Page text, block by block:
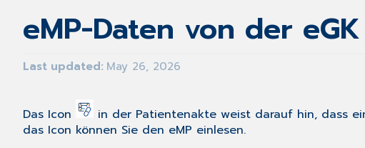
eMP-Daten von der
Last updated May 26, 2026
Das Icon
in der Patientenakte weist darauf hin, dass
das Icon können Sie den eMP einlesen.